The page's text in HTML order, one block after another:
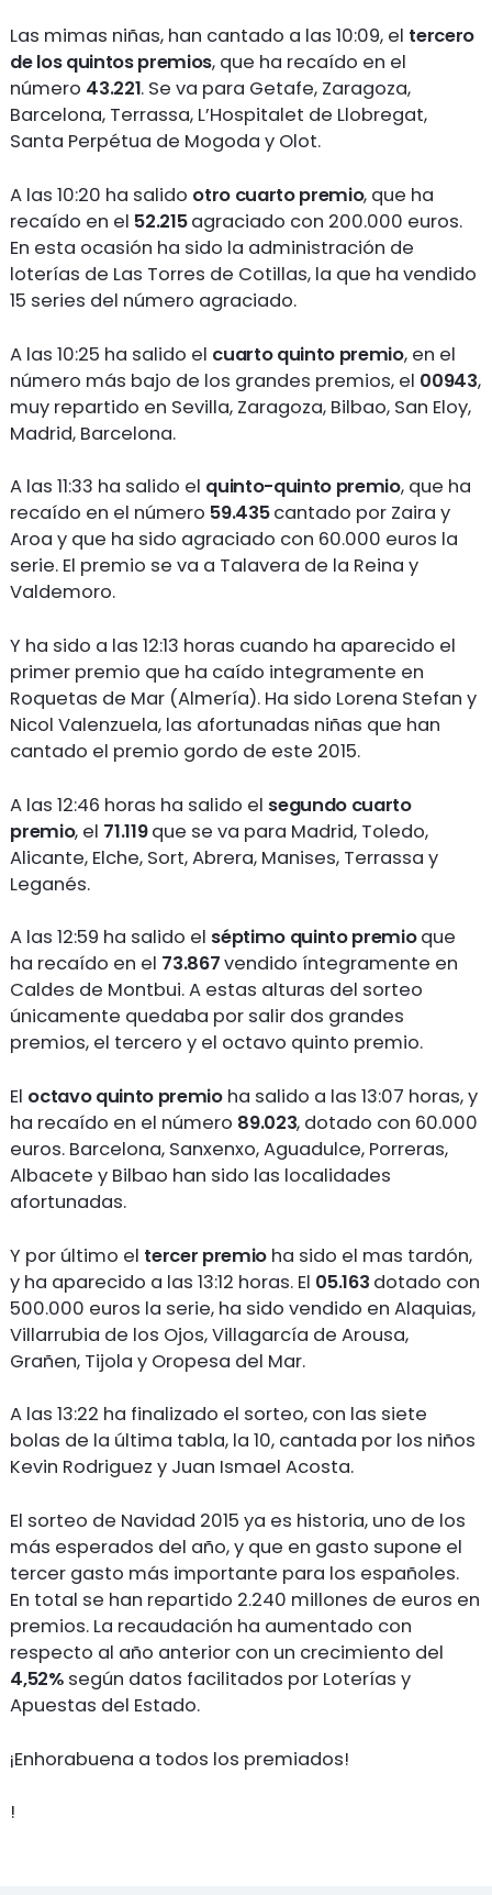
Las mimas niñas, han cantado a las 10:09, el tercero
de los quintos premios, que ha recaído en el
número 43.221. Se va para Getafe, Zaragoza,
Barcelona, Terrassa, L’Hospitalet de Llobregat,
Santa Perpétua de Mogoda y Olot.
A las 10:20 ha salido otro cuarto premio, que ha
recaído en el 52.215agraciado con 200.000 euros.
En esta ocasión ha sido la administración de
loterías de Las Torres de Cotillas, la que ha vendido
15 series del número agraciado.
A las 10:25 ha salido el cuarto quinto premio, en el
número más bajo de los grandes premios, el 00943,
muy repartido en Sevilla, Zaragoza, Bilbao, San Eloy,
Madrid, Barcelona.
A las 11:33 ha salido el quinto-quinto premio, que ha
recaído en el número 59.435cantado por Zaira y
Aroa y que ha sido agraciado con 60.000 euros la
serie. El premio se va a Talavera de la Reina y
Valdemoro.
Y ha sido a las 12:13 horas cuando ha aparecido el
primer premio que ha caído integramente en
Roquetas de Mar (Almería). Ha sido Lorena Stefan y
Nicol Valenzuela, las afortunadas niñas que han
cantado el premio gordo de este 2015.
A las 12:46 horas ha salido el segundo cuarto
premio, el 71.119que se va para Madrid, Toledo,
Alicante, Elche, Sort, Abrera, Manises, Terrassa y
Leganés.
A las 12:59 ha salido el séptimo quinto premioque
ha recaído en el 73.867vendido íntegramente en
Caldes de Montbui. A estas alturas del sorteo
únicamente quedaba por salir dos grandes
premios, el tercero y el octavo quinto premio.
El octavo quinto premioha salido a las 13:07 horas, y
ha recaído en el número 89.023, dotado con 60.000
euros. Barcelona, Sanxenxo, Aguadulce, Porreras,
Albacete y Bilbao han sido las localidades
afortunadas.
Y por último el tercer premio ha sido el mas tardón,
y ha aparecido a las 13:12 horas. El 05.163 dotado con
500.000 euros la serie, ha sido vendido en Alaquias,
Villarrubia de los Ojos, Villagarcía de Arousa,
Grañen, Tijola y Oropesa del Mar.
A las 13:22 ha finalizado el sorteo, con las siete
bolas de la última tabla, la 10, cantada por los niños
Kevin Rodriguez y Juan Ismael Acosta.
El sorteo de Navidad 2015 ya es historia, uno de los
más esperados del año, y que en gasto supone el
tercer gasto más importante para los españoles.
En total se han repartido 2.240 millones de euros en
premios. La recaudación ha aumentado con
respecto al año anterior con un crecimiento del
4,52%según datos facilitados por Loterías y
Apuestas del Estado.
¡Enhorabuena a todos los premiados!
!